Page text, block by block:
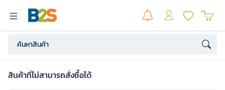
สินค้าที่ไม่สามารถสั่งซื้อได้